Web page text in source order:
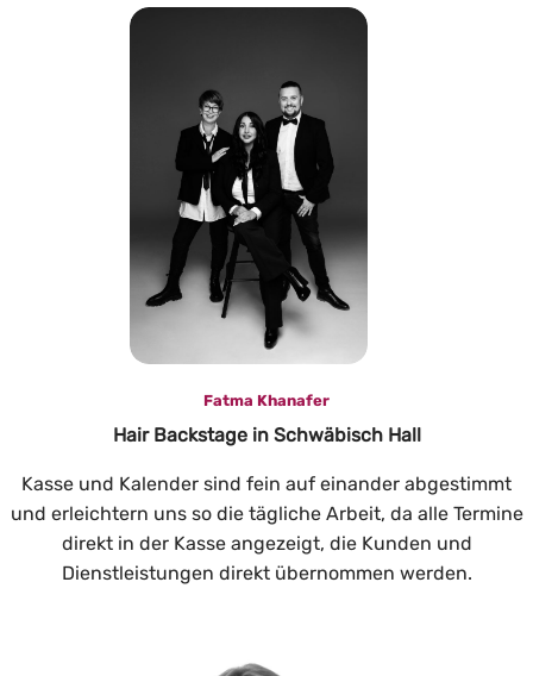
Fatma Khanafer
Hair Backstage in Schwäbisch Hall
Kasse und Kalender sind fein auf einander abgestimmt
und erleichtern uns so die tägliche Arbeit, da alle Termine
direkt in der Kasse angezeigt, die Kunden und
Dienstleistungen direkt übernommen werden.